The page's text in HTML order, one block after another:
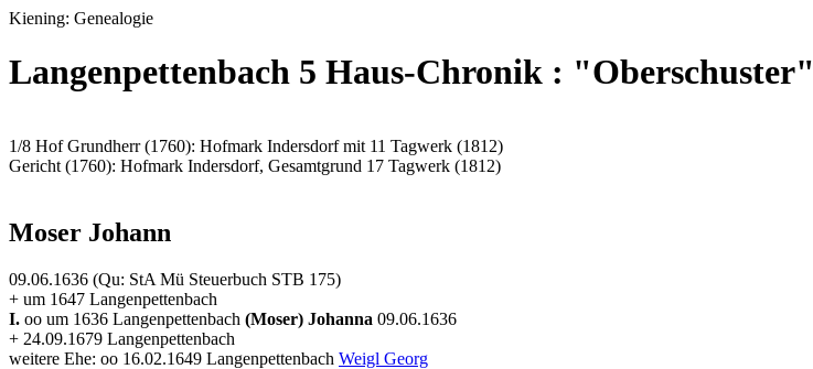
Kiening: Genealogie
Langenpettenbach 5 Haus-Chronik : "Oberschuster"
1/8 Hof Grundherr (1760): Hofmark Indersdorf mit 11 Tagwerk (1812)
Gericht (1760): Hofmark Indersdorf, Gesamtgrund 17 Tagwerk (1812)
Moser Johann
09.06.1636 (Qu: StA Mü Steuerbuch STB 175)
+ um 1647 Langenpettenbach
I. oo um 1636 Langenpettenbach (Moser) Johanna 09.06.1636
+ 24.09.1679 Langenpettenbach
weitere Ehe: oo 16.02.1649 Langenpettenbach Weigl Georg